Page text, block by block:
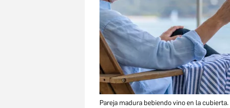
Pareja madura bebiendo vino en la cubierta.